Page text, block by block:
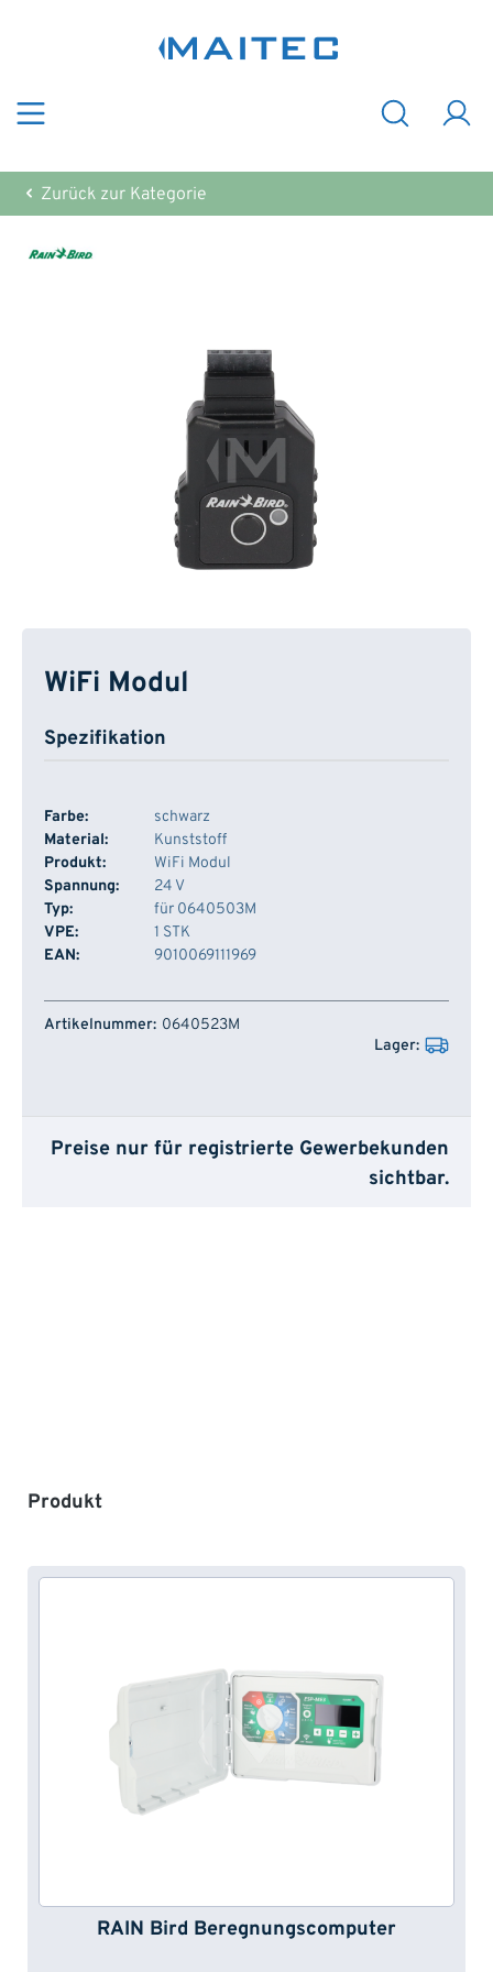
Zurück zur Kategorie
WiFi Modul
Spezifikation
Farbe:
schwarz
Material:
Kunststoff
Produkt:
WiFi Modul
Spannung:
24 V
Typ:
für 0640503M
VPE:
1 STK
EAN:
9010069111969
Artikelnummer Lager
0640523M
Preise nur für registrierte Gewerbekunden
sichtbar.
Produktgalerie überspringen
Produkt
RAIN Bird Beregnungscomputer